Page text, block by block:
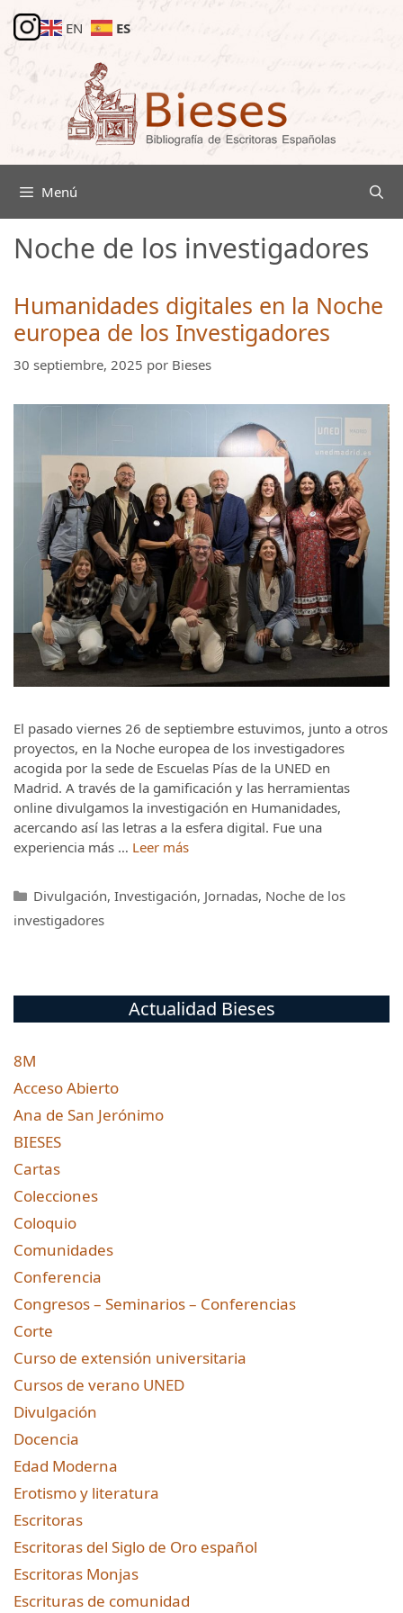
Saltar
contenido
EN ES
Menú
Noche de los investigadores
Humanidades digitales en la Noche
europea de los Investigadores
30 septiembre, 2025 por Bieses
El pasado viernes 26 de septiembre estuvimos, junto a otros
proyectos, en la Noche europea de los investigadores
acogida por la sede de Escuelas Pías de la UNED en
Madrid. A través de la gamificación y las herramientas
online divulgamos la investigación en Humanidades,
acercando así las letras a la esfera digital. Fue una
experiencia más … Leer más
Categorías
Divulgación, Investigación, Jornadas, Noche de los
investigadores
Actualidad Bieses
8M
Acceso Abierto
Ana de San Jerónimo
BIESES
Cartas
Colecciones
Coloquio
Comunidades
Conferencia
Congresos – Seminarios – Conferencias
Corte
Curso de extensión universitaria
Cursos de verano UNED
Divulgación
Docencia
Edad Moderna
Erotismo y literatura
Escritoras
Escritoras del Siglo de Oro español
Escritoras Monjas
Escrituras de comunidad